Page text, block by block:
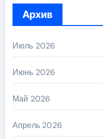
Архив
Июль 2026
Июнь 2026
Май 2026
Апрель 2026